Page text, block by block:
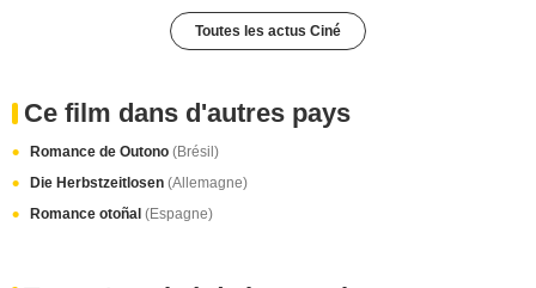
Toutes les actus Ciné
Ce film dans d'autres pays
Romance de Outono (Brésil)
Die Herbstzeitlosen (Allemagne)
Romance otoñal (Espagne)